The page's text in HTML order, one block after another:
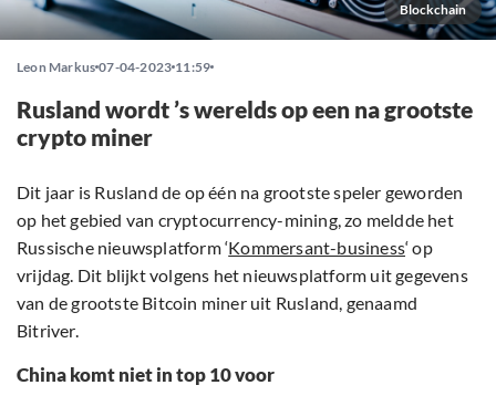
Blockchain
Leon Markus 07-04-2023 11:59
Rusland wordt ’s werelds op een na grootste
crypto miner
Dit jaar is Rusland de op één na grootste speler geworden
op het gebied van cryptocurrency-mining, zo meldde het
Russische nieuwsplatform ‘Kommersant-business‘ op
vrijdag. Dit blijkt volgens het nieuwsplatform uit gegevens
van de grootste Bitcoin miner uit Rusland, genaamd
Bitriver.
China komt niet in top 10 voor